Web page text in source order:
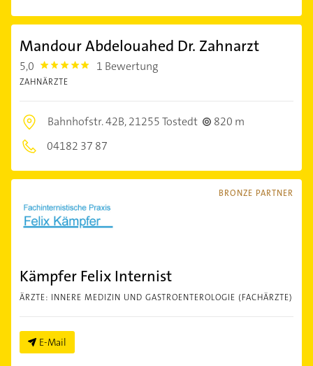
Mandour Abdelouahed Dr. Zahnarzt
5,0 5.0 1 Bewertung
ZAHNÄRZTE
Bahnhofstr. 42B,21255 Tostedt
820 m
04182 37 87
BRONZE PARTNER
Kämpfer Felix Internist
ÄRZTE: INNERE MEDIZIN UND GASTROENTEROLOGIE (FACHÄRZTE)
E-Mail